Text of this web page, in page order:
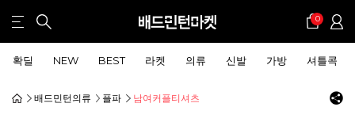
0
확딜 NEW BEST 라켓 의류 신발 가방 셔틀콕
배드민턴의류 플파 남여커플티셔츠